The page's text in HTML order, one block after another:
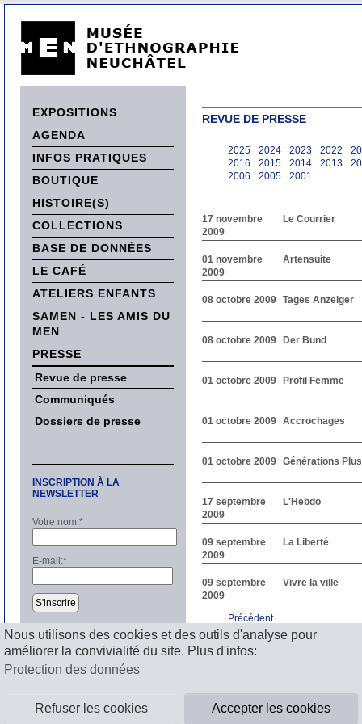
Nous utilisons des cookies et des outils d'analyse pour
améliorer la convivialité du site. Plus d'infos:
Protection des données
Refuser les cookies Accepter les cookies
EXPOSITIONS
AGENDA
INFOS PRATIQUES
BOUTIQUE
HISTOIRE(S)
COLLECTIONS
BASE DE DONNÉES
LE CAFÉ
ATELIERS ENFANTS
SAMEN - LES AMIS DU
MEN
PRESSE
Revue de presse
Communiqués
Dossiers de presse
INSCRIPTION À LA
NEWSLETTER
Votre nom:*
E-mail:*
S'inscrire
REVUE DE PRESSE
2025 2024 2023 2022
2016
2015 2014 2013
2006
2005 2001
17 novembre
2009
Le Courrier
01 novembre
2009
Artensuite
08 octobre 2009 Tages Anzeiger
08 octobre 2009 Der Bund
01 octobre 2009 Profil Femme
01 octobre 2009 Accrochages
01 octobre 2009 Générations Plus
17 septembre
2009
L'Hebdo
09 septembre
2009
La Liberté
09 septembre
2009
Vivre la ville
Précédent
1
2 3 4 5 6 7
Suivant